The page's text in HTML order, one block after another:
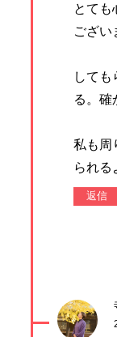
とても
ござい
しても
る。確
私も周
られる
返信